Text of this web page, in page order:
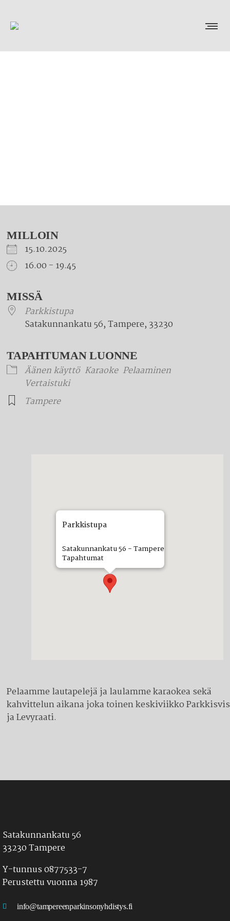
MILLOIN
15.10.2025
16.00 - 19.45
Download ICS
MISSÄ
Parkkistupa
Satakunnankatu 56, Tampere, 33230
TAPAHTUMAN LUONNE
Äänen käyttö Karaoke Pelaaminen
Vertaistuki
Tampere
Parkkistupa
Satakunnankatu 56 - Tampere
Tapahtumat
Pelaamme lautapelejä ja laulamme karaokea sekä
kahvittelun aikana joka toinen keskiviikko
ja Levyraati.
Satakunnankatu 56
33230 Tampere
Y-tunnus 0877533-7
Perustettu vuonna 1987
info@tampereenparkinsonyhdistys.fi